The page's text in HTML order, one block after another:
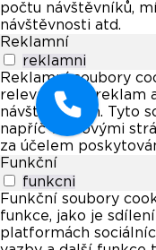
počtu návštěvníků,
návštěvnosti atd.
Reklamní
reklamni
Reklamní soubory
relevantních reklam
návštěvníkům. Tyto
napříč webovými
za účelem
Funkční
funkcni
Funkční soubory
funkce, jako je
platformách